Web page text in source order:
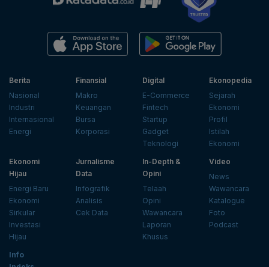
Berita
Nasional
Industri
Internasional
Energi
Finansial
Makro
Keuangan
Bursa
Korporasi
Digital
E-Commerce
Fintech
Startup
Gadget
Teknologi
Ekonopedia
Sejarah
Ekonomi
Profil
Istilah
Ekonomi
Ekonomi
Hijau
Energi Baru
Ekonomi
Sirkular
Investasi
Hijau
Jurnalisme
Data
Infografik
Analisis
Cek Data
In-Depth &
Opini
Telaah
Opini
Wawancara
Laporan
Khusus
Video
News
Wawancara
Katalogue
Foto
Podcast
Info